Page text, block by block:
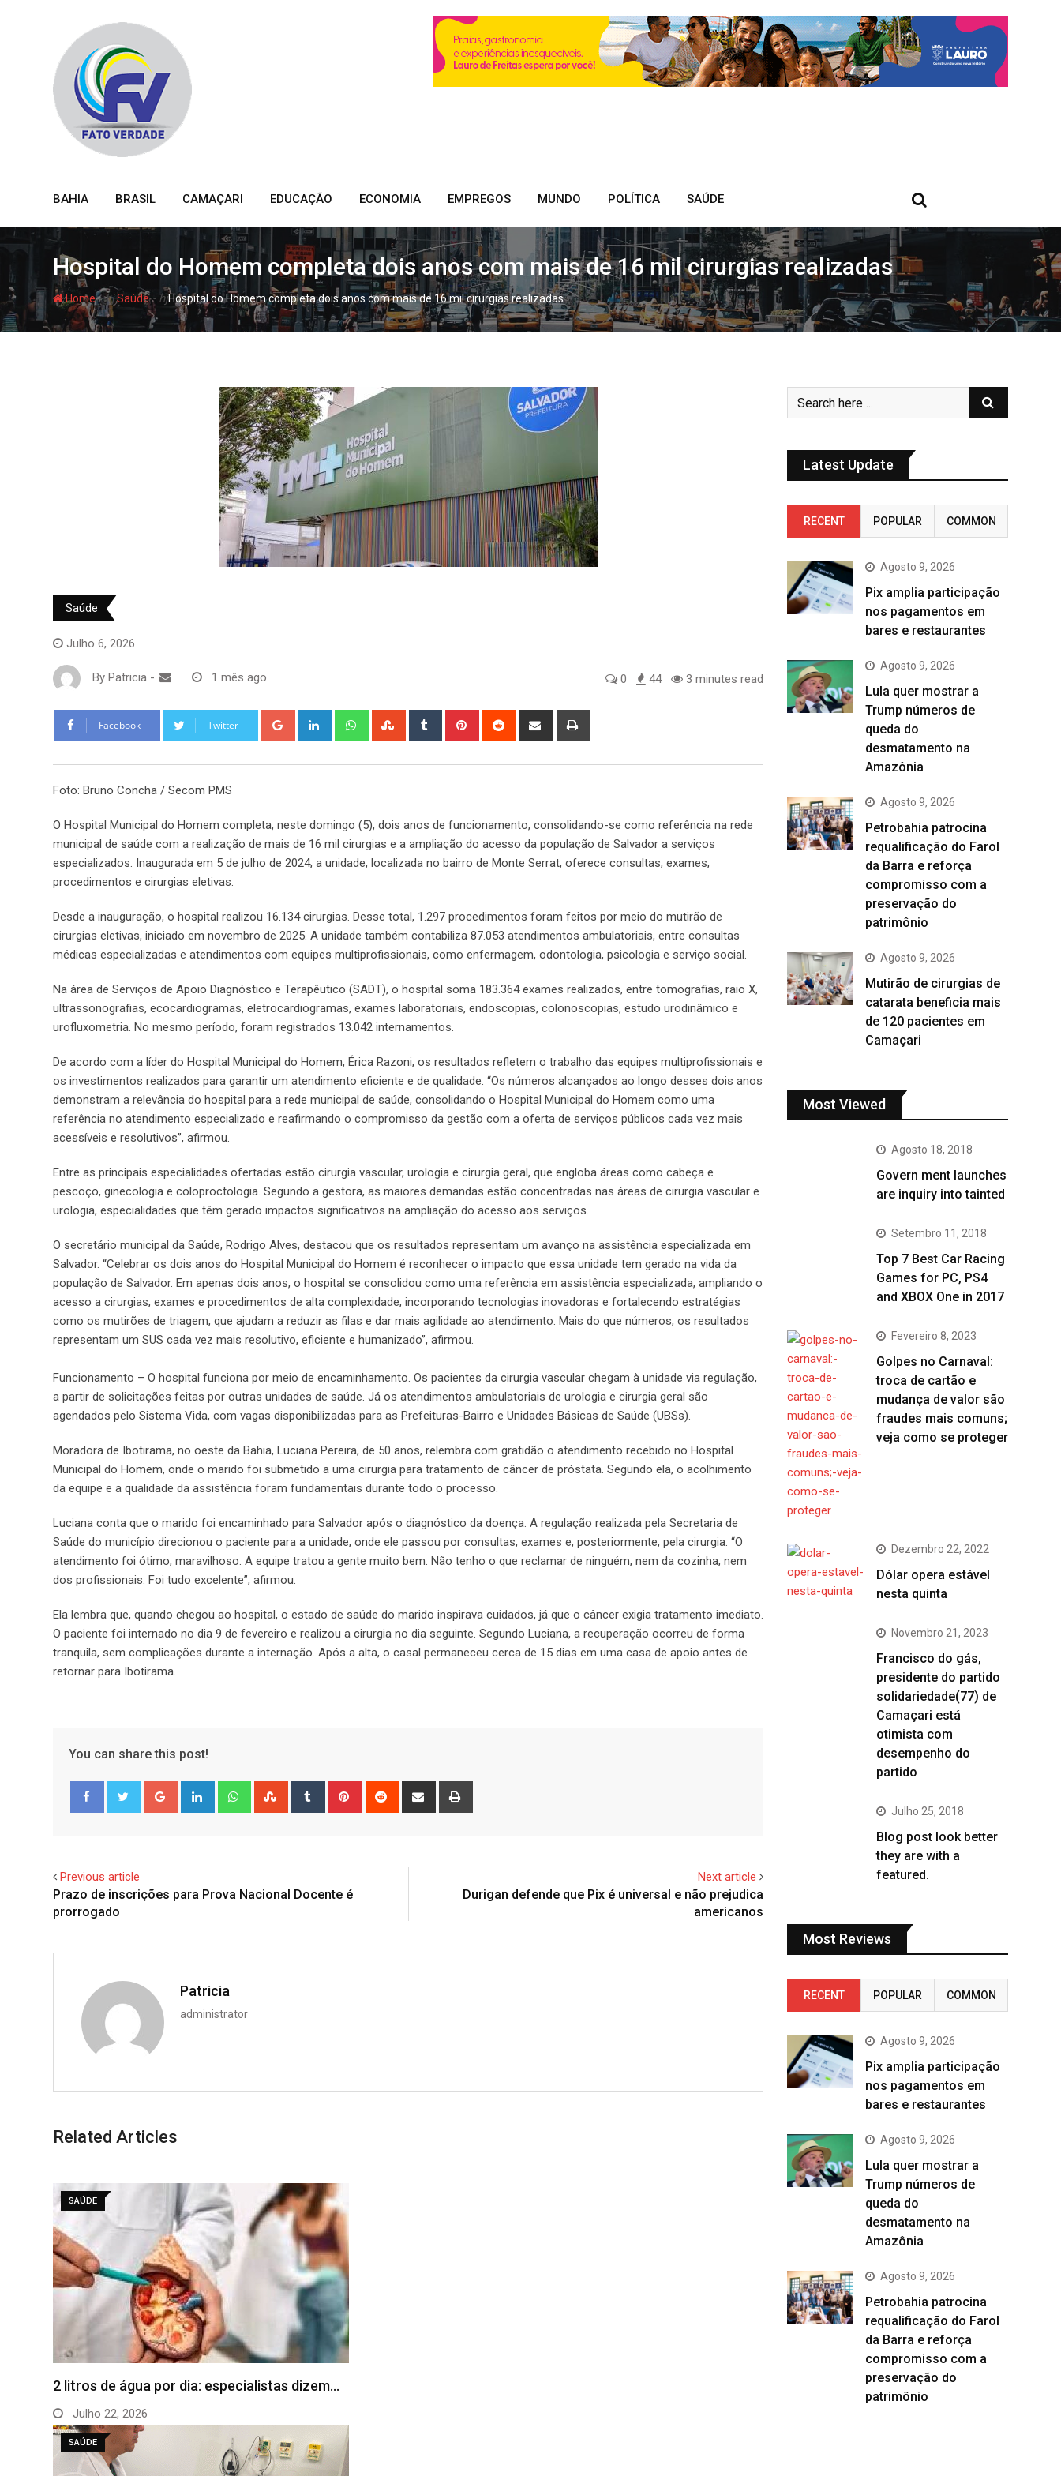
BAHIA BRASIL CAMAÇARI EDUCAÇÃO ECONOMIA EMPREGOS MUNDO POLÍTICA SAÚDE
Hospital do Homem completa dois anos com mais de 16 mil cirurgias realizadas
Home- hjSaúde- hjHospital do Homem completa dois anos com mais de 16 mil cirurgias realizadas
Saúde
Julho 6, 2026
By Patricia - 1 mês ago 0 44 3 minutes read
Facebook Twitter Google+ LinkedIn WhatsappStumbleUpon
Tumblr Pinterest Reddit
Share
Foto: Bruno Concha / Secom PMS
O Hospital Municipal do Homem completa, neste domingo (5), dois anos de funcionamento, consolidando-se como referência na rede
municipal de saúde com a realização de mais de 16 mil cirurgias e a ampliação do acesso da população de Salvador a serviços
especializados. Inaugurada em 5 de julho de 2024, a unidade, localizada no bairro de Monte Serrat, oferece consultas, exames,
procedimentos e cirurgias eletivas.
Desde a inauguração, o hospital realizou 16.134 cirurgias. Desse total, 1.297 procedimentos foram feitos por meio do mutirão de
cirurgias eletivas, iniciado em novembro de 2025. A unidade também contabiliza 87.053 atendimentos ambulatoriais, entre consultas
médicas especializadas e atendimentos com equipes multiprofissionais, como enfermagem, odontologia, psicologia e serviço social.
Na área de Serviços de Apoio Diagnóstico e Terapêutico (SADT), o hospital soma 183.364 exames realizados, entre tomografias, raio X,
ultrassonografias, ecocardiogramas, eletrocardiogramas, exames laboratoriais, endoscopias, colonoscopias, estudo urodinâmico e
urofluxometria. No mesmo período, foram registrados 13.042 internamentos.
De acordo com a líder do Hospital Municipal do Homem, Érica Razoni, os resultados refletem o trabalho das equipes multiprofissionais e
os investimentos realizados para garantir um atendimento eficiente e de qualidade. “Os números alcançados ao longo desses dois anos
demonstram a relevância do hospital para a rede municipal de saúde, consolidando o Hospital Municipal do Homem como uma
referência no atendimento especializado e reafirmando o compromisso da gestão com a oferta de serviços públicos cada vez mais
acessíveis e resolutivos”, afirmou.
Entre as principais especialidades ofertadas estão cirurgia vascular, urologia e cirurgia geral, que engloba áreas como cabeça e
pescoço, ginecologia e coloproctologia. Segundo a gestora, as maiores demandas estão concentradas nas áreas de cirurgia vascular e
urologia, especialidades que têm gerado impactos significativos na ampliação do acesso aos serviços.
O secretário municipal da Saúde, Rodrigo Alves, destacou que os resultados representam um avanço na assistência especializada em
Salvador. “Celebrar os dois anos do Hospital Municipal do Homem é reconhecer o impacto que essa unidade tem gerado na vida da
população de Salvador. Em apenas dois anos, o hospital se consolidou como uma referência em assistência especializada, ampliando o
acesso a cirurgias, exames e procedimentos de alta complexidade, incorporando tecnologias inovadoras e fortalecendo estratégias
como os mutirões de triagem, que ajudam a reduzir as filas e dar mais agilidade ao atendimento. Mais do que números, os resultados
representam um SUS cada vez mais resolutivo, eficiente e humanizado”, afirmou.
Funcionamento – O hospital funciona por meio de encaminhamento. Os pacientes da cirurgia vascular chegam à unidade via regulação,
a partir de solicitações feitas por outras unidades de saúde. Já os atendimentos ambulatoriais de urologia e cirurgia geral são
agendados pelo Sistema Vida, com vagas disponibilizadas para as Prefeituras-Bairro e Unidades Básicas de Saúde (UBSs).
Moradora de Ibotirama, no oeste da Bahia, Luciana Pereira, de 50 anos, relembra com gratidão o atendimento recebido no Hospital
Municipal do Homem, onde o marido foi submetido a uma cirurgia para tratamento de câncer de próstata. Segundo ela, o acolhimento
da equipe e a qualidade da assistência foram fundamentais durante todo o processo.
Luciana conta que o marido foi encaminhado para Salvador após o diagnóstico da doença. A regulação realizada pela Secretaria de
Saúde do município direcionou o paciente para a unidade, onde ele passou por consultas, exames e, posteriormente, pela cirurgia. “O
atendimento foi ótimo, maravilhoso. A equipe tratou a gente muito bem. Não tenho o que reclamar de ninguém, nem da cozinha, nem
dos profissionais. Foi tudo excelente”, afirmou.
Ela lembra que, quando chegou ao hospital, o estado de saúde do marido inspirava cuidados, já que o câncer exigia tratamento imediato.
O paciente foi internado no dia 9 de fevereiro e realizou a cirurgia no dia seguinte. Segundo Luciana, a recuperação ocorreu de forma
tranquila, sem complicações durante a internação. Após a alta, o casal permaneceu cerca de 15 dias em uma casa de apoio antes de
retornar para Ibotirama.
You can share this post!
Google+ LinkedIn WhatsappStumbleUpon
Tumblr Pinterest Reddit
Share
Previous article
Prazo de inscrições para Prova Nacional Docente é
prorrogado
Next article
Durigan defende que Pix é universal e não prejudica
americanos
Patricia
administrator
Related Articles
SAÚDE
2 litros de água por dia: especialistas dizem…
Julho 22, 2026
SAÚDE
Latest Update
RECENT POPULAR COMMON
Agosto 9, 2026
Pix amplia participação
nos pagamentos em
bares e restaurantes
Agosto 9, 2026
Lula quer mostrar a
Trump números de
queda do
desmatamento na
Amazônia
Agosto 9, 2026
Petrobahia patrocina
requalificação do Farol
da Barra e reforça
compromisso com a
preservação do
patrimônio
Agosto 9, 2026
Mutirão de cirurgias de
catarata beneficia mais
de 120 pacientes em
Camaçari
Most Viewed
Agosto 18, 2018
Govern ment launches
are inquiry into tainted
Setembro 11, 2018
Top 7 Best Car Racing
Games for PC, PS4
and XBOX One in 2017
Fevereiro 8, 2023
Golpes no Carnaval:
troca de cartão e
mudança de valor são
fraudes mais comuns;
veja como se proteger
Dezembro 22, 2022
Dólar opera estável
nesta quinta
Novembro 21, 2023
Francisco do gás,
presidente do partido
solidariedade(77) de
Camaçari está
otimista com
desempenho do
partido
Julho 25, 2018
Blog post look better
they are with a
featured.
Most Reviews
RECENT POPULAR COMMON
Agosto 9, 2026
Pix amplia participação
nos pagamentos em
bares e restaurantes
Agosto 9, 2026
Lula quer mostrar a
Trump números de
queda do
desmatamento na
Amazônia
Agosto 9, 2026
Petrobahia patrocina
requalificação do Farol
da Barra e reforça
compromisso com a
preservação do
patrimônio